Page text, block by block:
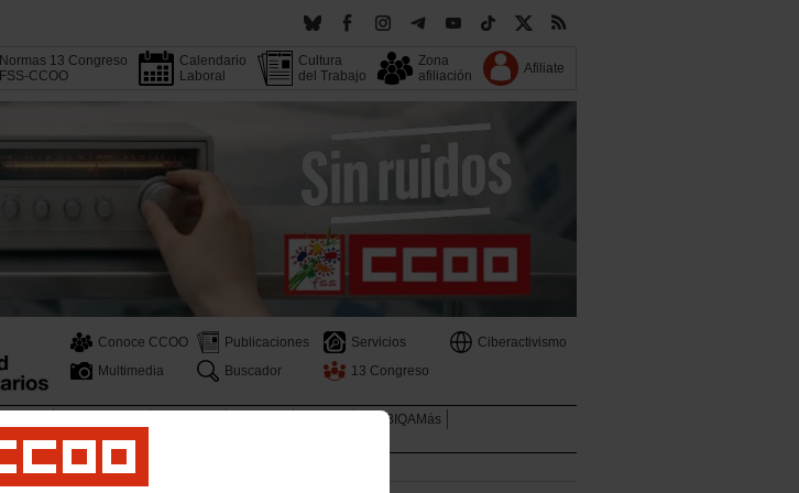
Normas 13 Congreso
FSS-CCOO
Calendario
Laboral
Cultura
del Trabajo
Zona
afiliación
Afiliate
Conoce CCOO Publicaciones Servicios
Ciberactivismo
Multimedia
Buscador 13 Congreso
LGTBIQAMás